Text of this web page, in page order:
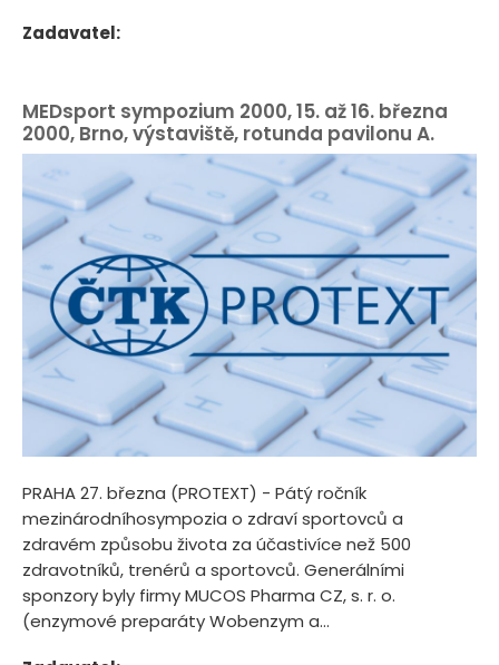
Zadavatel:
MEDsport sympozium 2000, 15. až 16. března
2000, Brno, výstaviště, rotunda pavilonu A.
PRAHA 27. března (PROTEXT) - Pátý ročník
mezinárodníhosympozia o zdraví sportovců a
zdravém způsobu života za účastivíce než 500
zdravotníků, trenérů a sportovců. Generálními
sponzory byly firmy MUCOS Pharma CZ, s. r. o.
(enzymové preparáty Wobenzym a...